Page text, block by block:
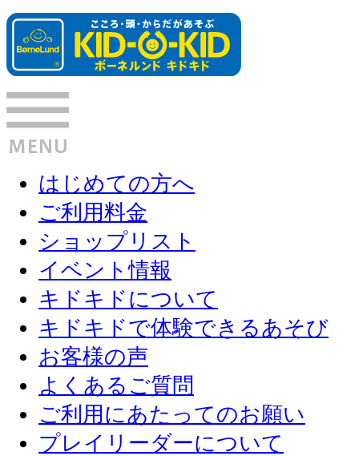
はじめての方へ
ご利用料金
ショップリスト
イベント情報
キドキドについて
キドキドで体験できるあそび
お客様の声
よくあるご質問
ご利用にあたってのお願い
プレイリーダーについて